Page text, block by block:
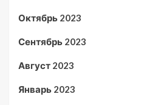
Октябрь 2023
Сентябрь 2023
Август 2023
Январь 2023